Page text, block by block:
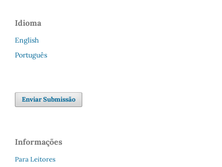
Idioma
English
Português
Enviar Submissão
Informações
Para Leitores